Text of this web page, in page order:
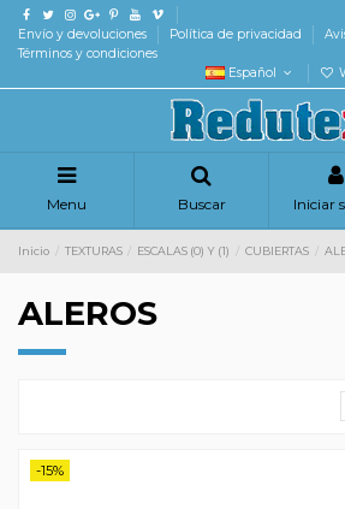
Envío y devoluciones Política de privacidad
Términos y condiciones
Español
Menu Buscar Iniciar
Inicio TEXTURAS ESCALAS (0) Y (1) CUBIERTAS
ALEROS
-15%